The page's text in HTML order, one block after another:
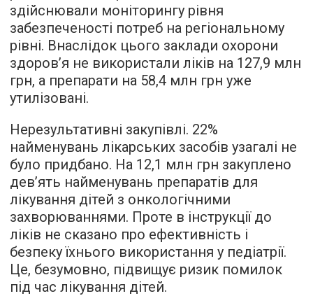
здійснювали моніторингу рівня
забезпеченості потреб на регіональному
рівні. Внаслідок цього заклади охорони
здоров’я не використали ліків на 127,9 млн
грн, а препарати на 58,4 млн грн уже
утилізовані.
Нерезультативні закупівлі. 22%
найменувань лікарських засобів узагалі не
було придбано. На 12,1 млн грн закуплено
дев’ять найменувань препаратів для
лікування дітей з онкологічними
захворюваннями. Проте в інструкції до
ліків не сказано про ефективність і
безпеку їхнього використання у педіатрії.
Це, безумовно, підвищує ризик помилок
під час лікування дітей.